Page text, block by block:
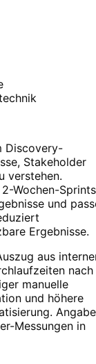
Discovery-
Stakeholder
verstehen.
Wochen-
und
Ergebnisse.
aus
nach
manuelle
und höhere
Messungen in